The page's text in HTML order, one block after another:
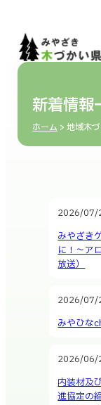
新着情報
ホーム >地域木
2026/07/
みやざき
に！～ア
放送）
2026/07/
みやひな
2026/06/
内装材及
進協定の